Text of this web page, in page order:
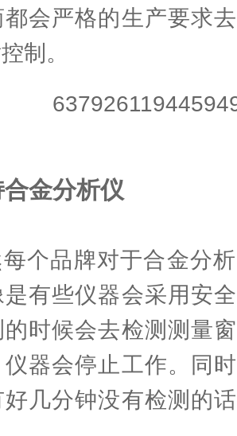
会严格的生产要求
制。
金分析仪
个品牌对于合金分
有些仪器会采用安
时候会去检测测量
器会停止工作。同
几分钟没有检测的